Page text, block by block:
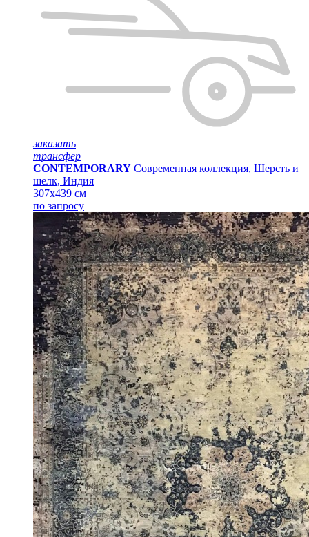
заказать
трансфер
CONTEMPORARY Современная коллекция, Шерсть и
шелк, Индия
307x439 см
по запросу